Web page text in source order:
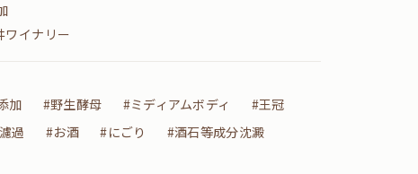
ワイナリー
加 #野生酵母 #ミディアムボディ
#王冠
過 #お酒 #にごり
#酒石等成分沈澱